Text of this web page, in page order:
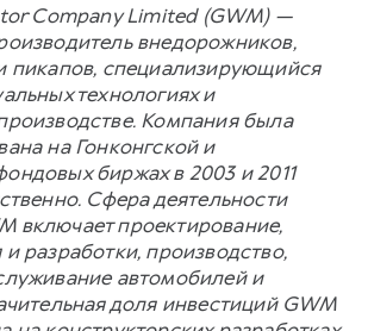
Company Limited (GWM) —
внедорожников,
пикапов, специализирующийся
технологиях и
Компания была
на Гонконгской и
биржах в 2003 и 2011
Сфера деятельности
включает проектирование,
разработки, производство,
автомобилей и
доля инвестиций GWM